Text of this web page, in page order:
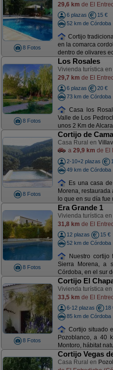
8 Fotos
29,6 km de El
6 plazas
15 €
52 km de Córdoba
Cortijo
en la comarca
dentro de olivares
8 Fotos
Los Rosales
Vivienda turística en
29,7 km de El
6 plazas
20 €
73 km de Córdoba
Casa los
Valle de Los
unos 2 Km de
8 Fotos
Cortijo de
Casa Rural en
a 29,9 km de El
2-10+2 plazas
49 km de Córdoba
Es una casa
Morena,
lo que en su día fue
8 Fotos
Era Grande 1
Vivienda turística en
31,8 km de El
12 plazas
15 €
52 km de Córdoba
Nuestro cortijo
Sierra Morena, a
Córdoba, en el sur
8 Fotos
Cortijo El
Vivienda turística en
33,5 km de El
6-12 plazas
18
85 km de Córdoba
Cortijo situado
Pozoblanco, a 40
Montoro, hábitat
Cortijo Vegas
Casa Rural en